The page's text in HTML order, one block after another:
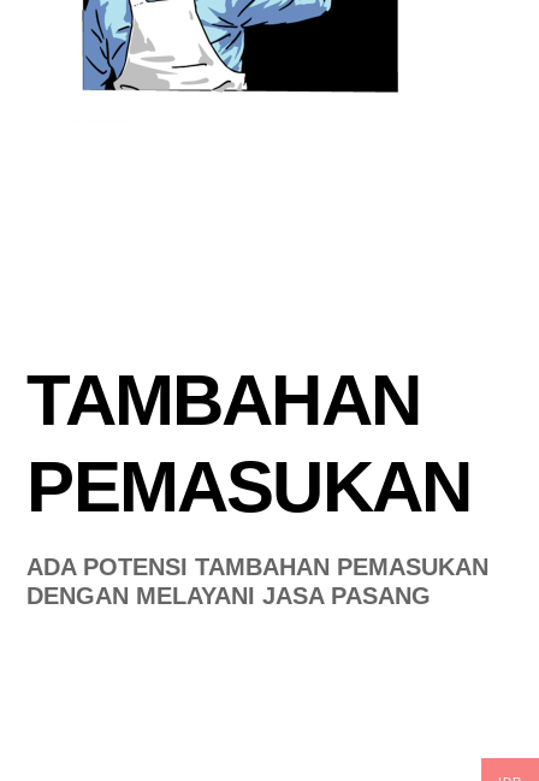
TAMBAHAN
PEMASUKAN
ADA POTENSI TAMBAHAN PEMASUKAN
DENGAN MELAYANI JASA PASANG